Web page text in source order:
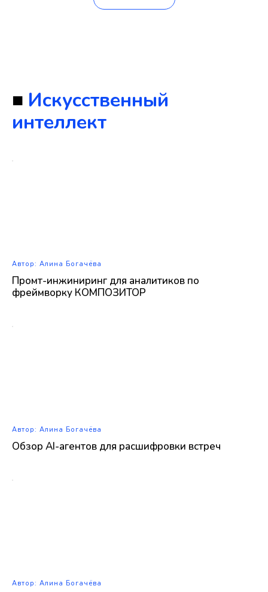
■ Искусственный
интеллект
Автор: Алина Богачёва
Промт-инжиниринг для аналитиков по
фреймворку КОМПОЗИТОР
Автор: Алина Богачёва
Обзор AI-агентов для расшифровки встреч
Автор: Алина Богачёва